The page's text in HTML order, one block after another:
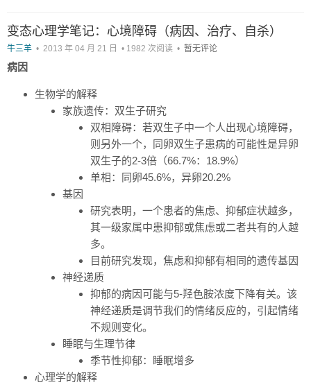
变态心理学笔记：心境障碍（病因、治疗、自杀）
牛三羊 • 2013 年 04 月 21 日 • 1982 次阅读 • 暂无评论
病因
生物学的解释
家族遗传：双生子研究
双相障碍：若双生子中一个人出现心境障碍，
则另外一个，同卵双生子患病的可能性是异卵
双生子的2-3倍（66.7%：18.9%）
单相：同卵45.6%，异卵20.2%
基因
研究表明，一个患者的焦虑、抑郁症状越多，
其一级家属中患抑郁或焦虑或二者共有的人越
多。
目前研究发现，焦虑和抑郁有相同的遗传基因
神经递质
抑郁的病因可能与5-羟色胺浓度下降有关。该
神经递质是调节我们的情绪反应的，引起情绪
不规则变化。
睡眠与生理节律
季节性抑郁：睡眠增多
心理学的解释